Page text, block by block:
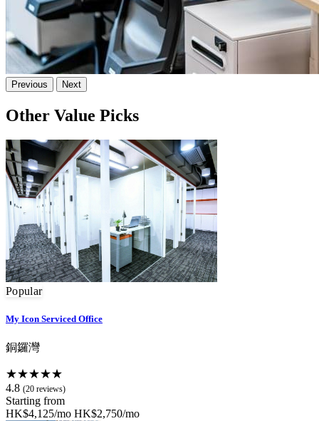
Previous Next
Other Value Picks
Popular
My Icon Serviced Office
銅鑼灣
★★★★★
4.8 (20 reviews)
Starting from
HK$4,125/mo HK$2,750/mo